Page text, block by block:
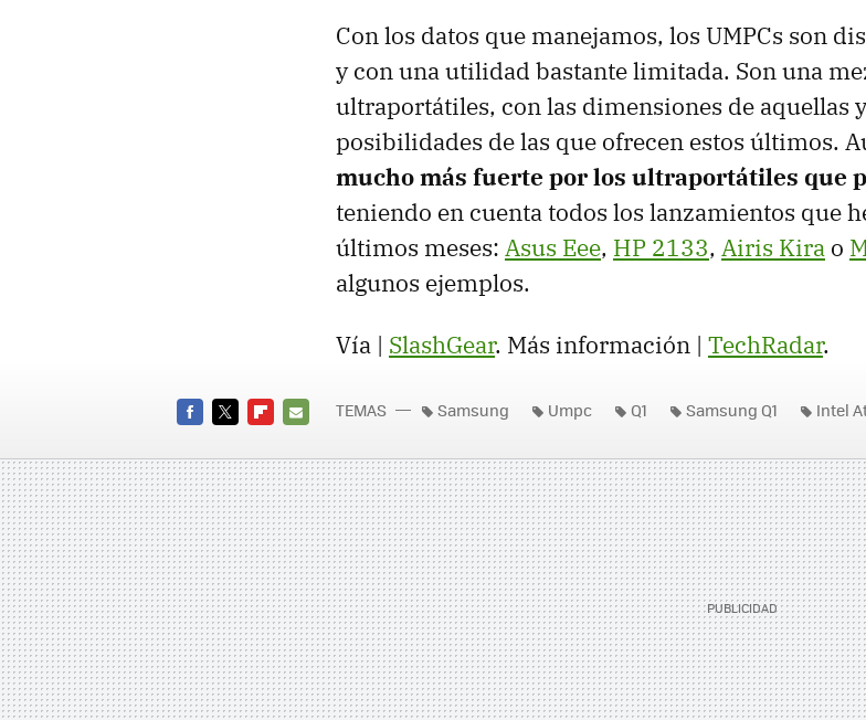
Con los datos que manejamos, los UMPCs son
y con una utilidad bastante limitada. Son una
ultraportátiles, con las dimensiones de aquellas
posibilidades de las que ofrecen estos últimos.
mucho más fuerte por los ultraportátiles que
teniendo en cuenta todos los lanzamientos que
últimos meses: Asus Eee, HP 2133, Airis Kira o
algunos ejemplos.
Vía | SlashGear. Más información | TechRadar.
MAIL
TEMAS Samsung Umpc Q1 Samsung Q1 Intel